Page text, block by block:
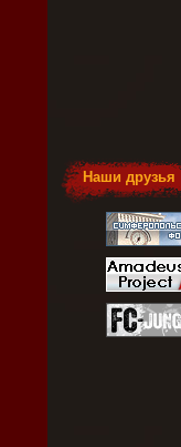
Наши друзья